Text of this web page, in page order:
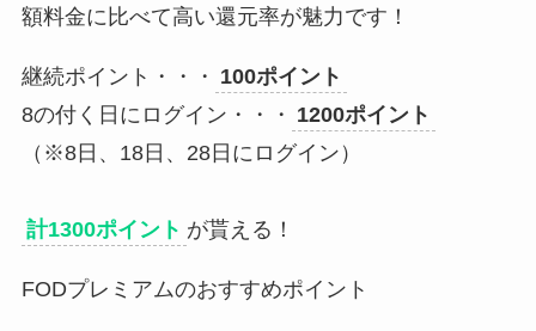
額料金に比べて高い還元率が魅力です！
継続ポイント・・・ 100ポイント
8の付く日にログイン・・・ 1200ポイント
（※8日、18日、28日にログイン）
計1300ポイント が貰える！
FODプレミアムのおすすめポイント